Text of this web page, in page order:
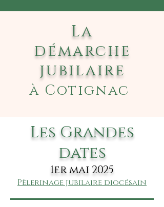
La
démarche
jubilaire
à Cotignac
Les Grandes
dates
1er mai 2025
Pèlerinage jubilaire diocésain